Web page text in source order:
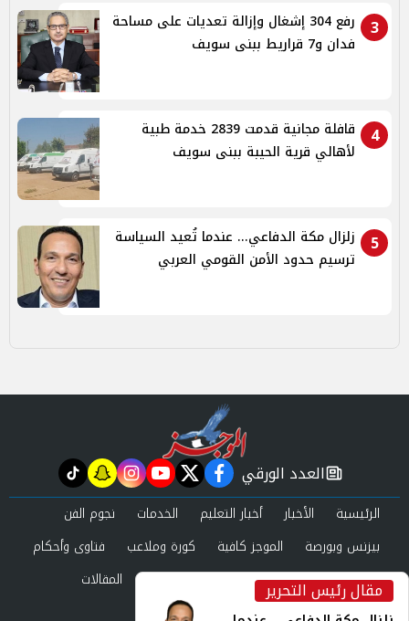
3
رفع 304 إشغال وإزالة تعديات على مساحة
فدان و7 قراريط ببنى سويف
4
قافلة مجانية قدمت 2839 خدمة طبية
لأهالي قرية الحيبة ببنى سويف
5
زلزال مكة الدفاعي... عندما تُعيد السياسة
ترسيم حدود الأمن القومي العربي
مقال رئيس التحرير
newspaper
العدد الورقي facebook
twitter
youtube
instagram
snapchat
tiktok
الرئيسية الأخبار أخبار التعليم الخدمات
نجوم الفن
بيزنس وبورصة
الموجز كافية كورة وملاعب
فتاوى وأحكام
صحة وجمال
عرب وعالم حوادث ومحاكم
المقالات
العدد الورقي